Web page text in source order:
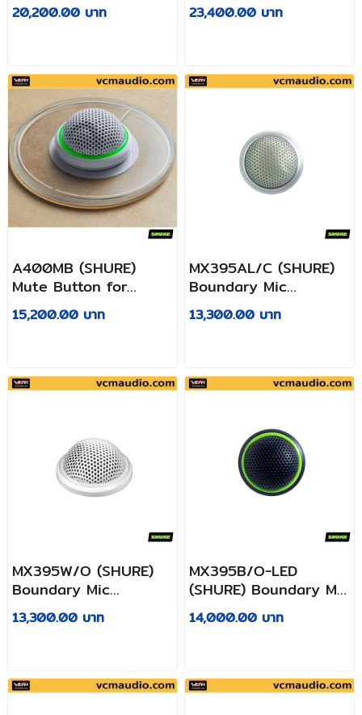
applications
20,200.00 บาท 23,400.00 บาท
A400MB (SHURE)
Mute Button for
Microflex MX395-LED
and MX400SMP
15,200.00 บาท
MX395AL/C (SHURE)
Boundary Mic
Cardioid Silver
13,300.00 บาท
MX395W/O (SHURE)
Boundary Mic
Omnidirectional white
color
13,300.00 บาท
MX395B/O-LED
(SHURE) Boundary Mic
Omnidirectional with
LED
14,000.00 บาท